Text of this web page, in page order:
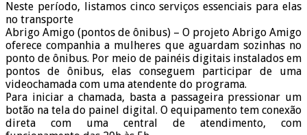
Neste período, listamos cinco serviços essenciais para elas
no transporte
Abrigo Amigo (pontos de ônibus) – O projeto Abrigo Amigo
oferece companhia a mulheres que aguardam sozinhas no
ponto de ônibus. Por meio de painéis digitais instalados em
pontos de ônibus, elas conseguem participar de uma
videochamada com uma atendente do programa.
Para iniciar a chamada, basta a passageira pressionar um
botão na tela do painel digital. O equipamento tem conexão
direta com uma central de atendimento, com